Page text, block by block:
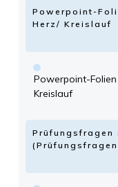
Powerpoint-
Herz/ Kreislauf
Powerpoint-
Kreislauf
Prüfungsfragen